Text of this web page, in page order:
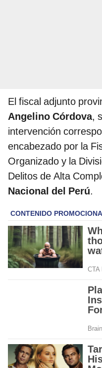
El fiscal adjunto
Angelino Córdova,
intervención
encabezado por la
Organizado y la
Delitos de Alta
Nacional del Perú.